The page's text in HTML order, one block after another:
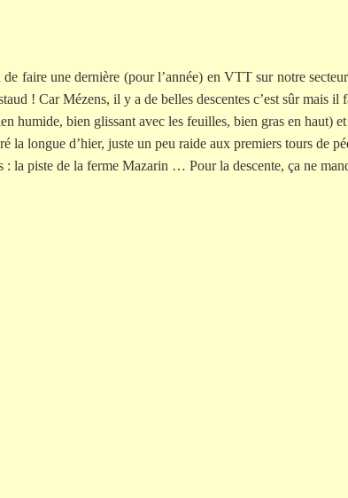
de faire une dernière (pour l’année) en VTT sur notre
! Car Mézens, il y a de belles descentes c’est sûr mais
humide, bien glissant avec les feuilles, bien gras en haut)
la longue d’hier, juste un peu raide aux premiers tours de
: la piste de la ferme Mazarin … Pour la descente, ça ne